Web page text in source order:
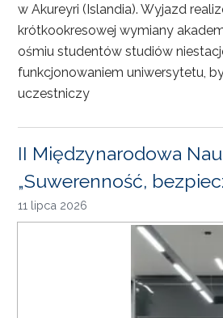
w Akureyri (Islandia). Wyjazd
krótkookresowej wymiany
ośmiu studentów studiów
funkcjonowaniem uniwersytetu,
uczestniczy
II Międzynarodowa
„Suwerenność,
11 lipca 2026